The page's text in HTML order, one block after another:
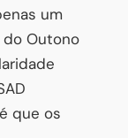
um
Outono
que os